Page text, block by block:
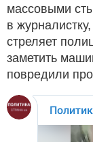
массовыми
в
стреляет
заметить
повредили